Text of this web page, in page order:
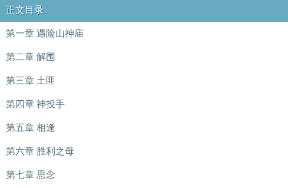
正文目录
第一章 遇险山神庙
第二章 解围
第三章 土匪
第四章 神投手
第五章 相逢
第六章 胜利之母
第七章 思念